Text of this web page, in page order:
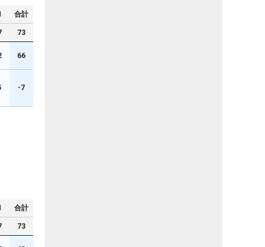
合計
73
66
-7
合計
73